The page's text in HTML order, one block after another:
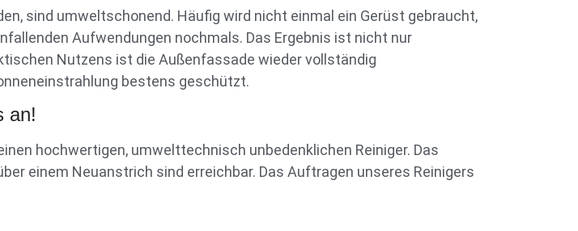
sind umweltschonend. Häufig wird nicht einmal ein Gerüst gebraucht,
Aufwendungen nochmals. Das Ergebnis ist nicht nur
Nutzens ist die Außenfassade wieder vollständig
bestens geschützt.
an!
hochwertigen, umwelttechnisch unbedenklichen Reiniger. Das
einem Neuanstrich sind erreichbar. Das Auftragen unseres Reinigers